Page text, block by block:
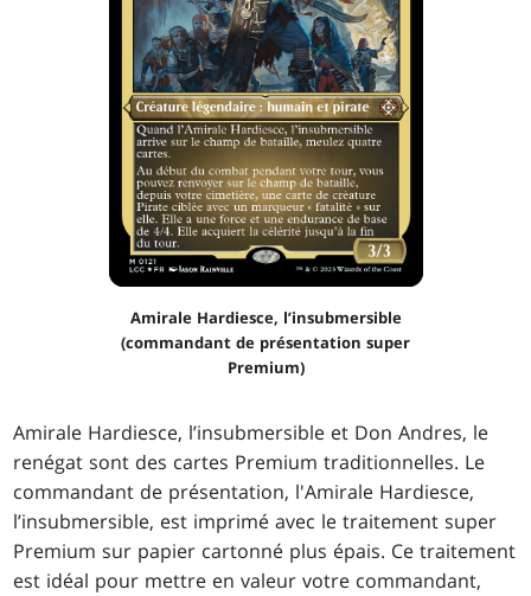
Amirale Hardiesce, l’insubmersible
(commandant de présentation super
Premium)
Amirale Hardiesce, l’insubmersible et Don Andres, le
renégat sont des cartes Premium traditionnelles. Le
commandant de présentation, l'Amirale Hardiesce,
l’insubmersible, est imprimé avec le traitement super
Premium sur papier cartonné plus épais. Ce traitement
est idéal pour mettre en valeur votre commandant,